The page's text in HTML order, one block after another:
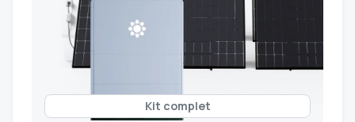
Kit complet